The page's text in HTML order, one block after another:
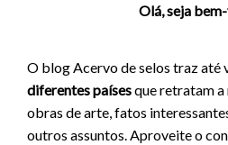
Olá, seja
O blog Acervo de selos traz até
diferentes paísesque retratam
obras de arte, fatos
outros assuntos. Aproveite o